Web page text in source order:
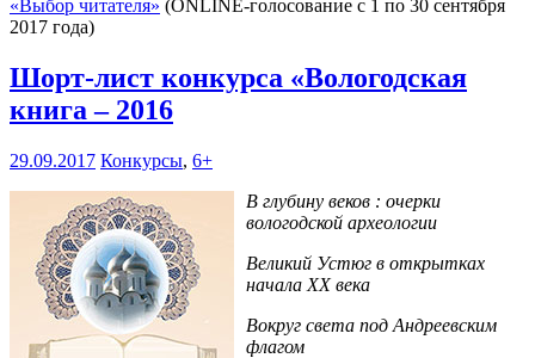
«Выбор читателя» (ONLINE-голосование с 1 по 30 сентября
2017 года)
Шорт-лист конкурса «Вологодская
книга – 2016
29.09.2017 Конкурсы, 6+
В глубину веков : очерки
вологодской археологии
Великий Устюг в открытках
начала XX века
Вокруг света под Андреевским
флагом